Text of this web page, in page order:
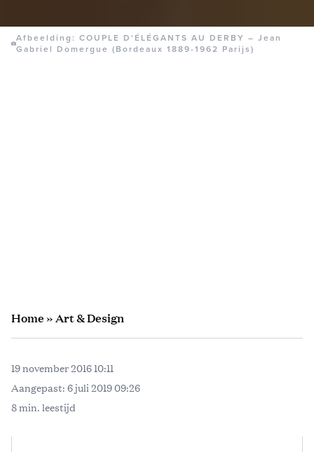
Afbeelding: COUPLE D'ÉLÉGANTS AU DERBY – Jean
Gabriel Domergue (Bordeaux 1889-1962 Parijs)
Home» Art & Design
19 november 2016 10:11
Aangepast: 6 juli 2019 09:26
8 min. leestijd